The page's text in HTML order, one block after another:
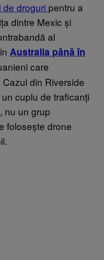
de droguri pentru a
dintre Mexic și
al
Australia până în
care
Cazul din Riverside
cuplu de traficanți
nu un grup
folosește drone